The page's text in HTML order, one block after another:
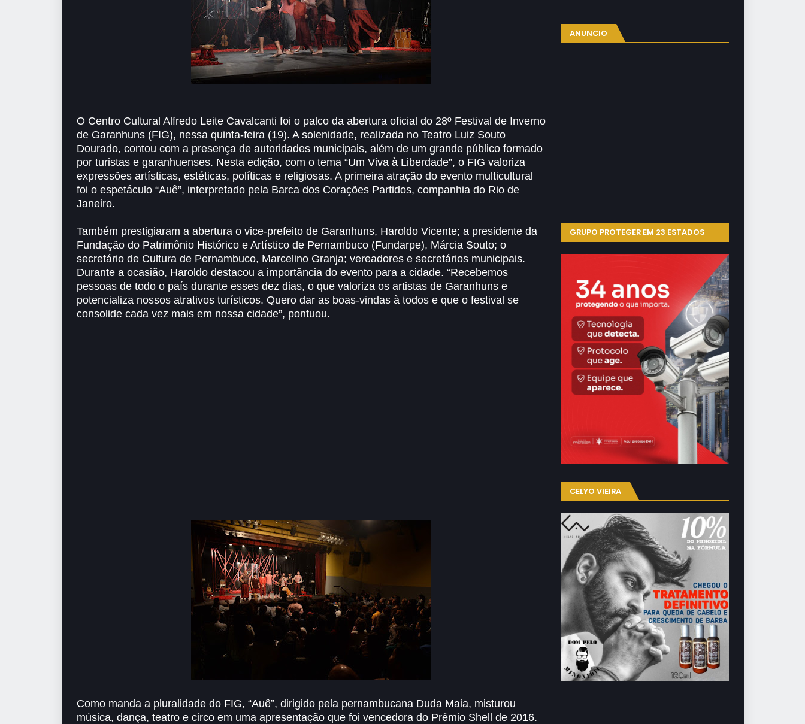
O Centro Cultural Alfredo Leite Cavalcanti foi o palco da abertura oficial do 28º Festival de Inverno
de Garanhuns (FIG), nessa quinta-feira (19). A solenidade, realizada no Teatro Luiz Souto
Dourado, contou com a presença de autoridades municipais, além de um grande público formado
por turistas e garanhuenses. Nesta edição, com o tema “Um Viva à Liberdade”, o FIG valoriza
expressões artísticas, estéticas, políticas e religiosas. A primeira atração do evento multicultural
foi o espetáculo “Auê”, interpretado pela Barca dos Corações Partidos, companhia do Rio de
Janeiro.
Também prestigiaram a abertura o vice-prefeito de Garanhuns, Haroldo Vicente; a presidente da
Fundação do Patrimônio Histórico e Artístico de Pernambuco (Fundarpe), Márcia Souto; o
secretário de Cultura de Pernambuco, Marcelino Granja; vereadores e secretários municipais.
Durante a ocasião, Haroldo destacou a importância do evento para a cidade. “Recebemos
pessoas de todo o país durante esses dez dias, o que valoriza os artistas de Garanhuns e
potencializa nossos atrativos turísticos. Quero dar as boas-vindas à todos e que o festival se
consolide cada vez mais em nossa cidade”, pontuou.
Como manda a pluralidade do FIG, “Auê”, dirigido pela pernambucana Duda Maia, misturou
música, dança, teatro e circo em uma apresentação que foi vencedora do Prêmio Shell de 2016.
ANUNCIO
GRUPO PROTEGER EM 23 ESTADOS
CELYO VIEIRA